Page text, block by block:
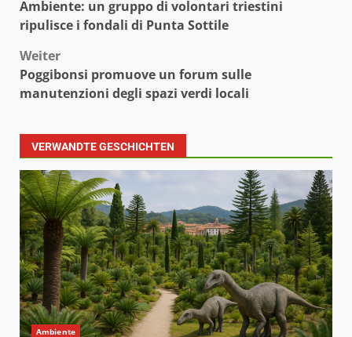
Ambiente: un gruppo di volontari triestini
ripulisce i fondali di Punta Sottile
Weiter
Poggibonsi promuove un forum sulle
manutenzioni degli spazi verdi locali
VERWANDTE GESCHICHTEN
Ambiente